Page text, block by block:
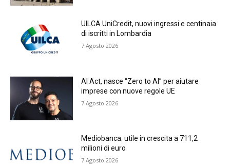
UILCA UniCredit, nuovi ingressi e centinaia
di iscritti in Lombardia
7 Agosto 2026
AI Act, nasce “Zero to AI” per aiutare
imprese con nuove regole UE
7 Agosto 2026
Mediobanca: utile in crescita a 711,2
milioni di euro
7 Agosto 2026